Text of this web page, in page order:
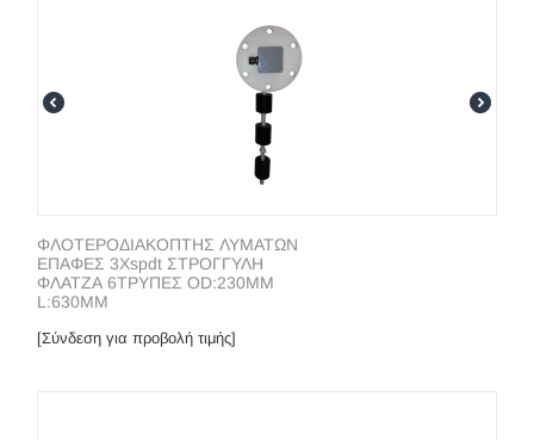
ΦΛΟΤΕΡΟΔΙΑΚΟΠΤΗΣ ΛΥΜΑΤΩΝ
ΕΠΑΦΕΣ 3Xspdt ΣΤΡΟΓΓΥΛΗ
ΦΛΑΤΖΑ 6ΤΡΥΠΕΣ OD:230ΜΜ
L:630ΜΜ
[Σύνδεση για προβολή τιμής]